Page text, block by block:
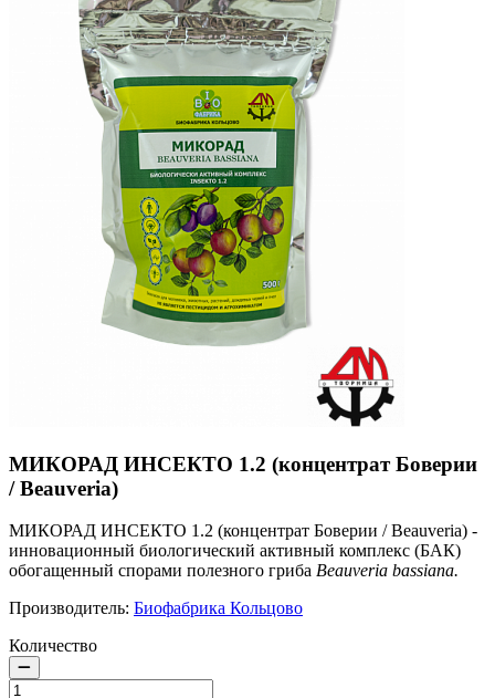
МИКОРАД ИНСЕКТО 1.2 (концентрат Боверии
/ Beauveria)
МИКОРАД ИНСЕКТО 1.2 (концентрат Боверии / Beauveria) -
инновационный биологический активный комплекс (БАК)
обогащенный спорами полезного гриба Beauveria bassiana.
Производитель: Биофабрика Кольцово
Количество